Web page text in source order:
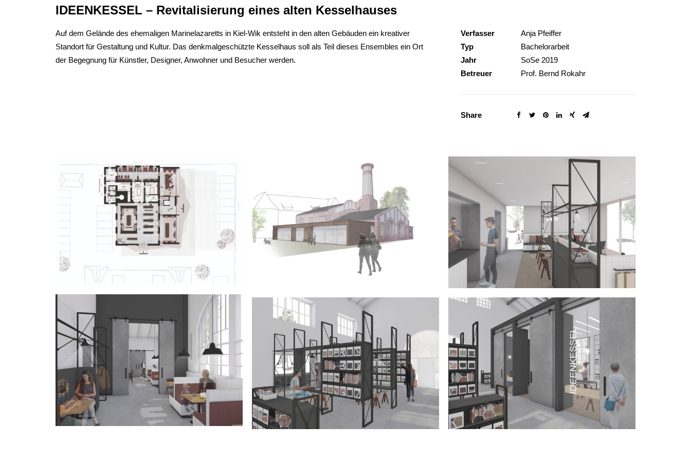
IDEENKESSEL – Revitalisierung eines alten Kesselhauses
Auf dem Gelände des ehemaligen Marinelazaretts in Kiel-Wik entsteht in den alten Gebäuden ein kreativer
Standort für Gestaltung und Kultur. Das denkmalgeschützte Kesselhaus soll als Teil dieses Ensembles ein Ort
der Begegnung für Künstler, Designer, Anwohner und Besucher werden.
Verfasser
Anja Pfeiffer
Typ
Bachelorarbeit
Jahr
SoSe 2019
Betreuer
Prof. Bernd Rokahr
Share